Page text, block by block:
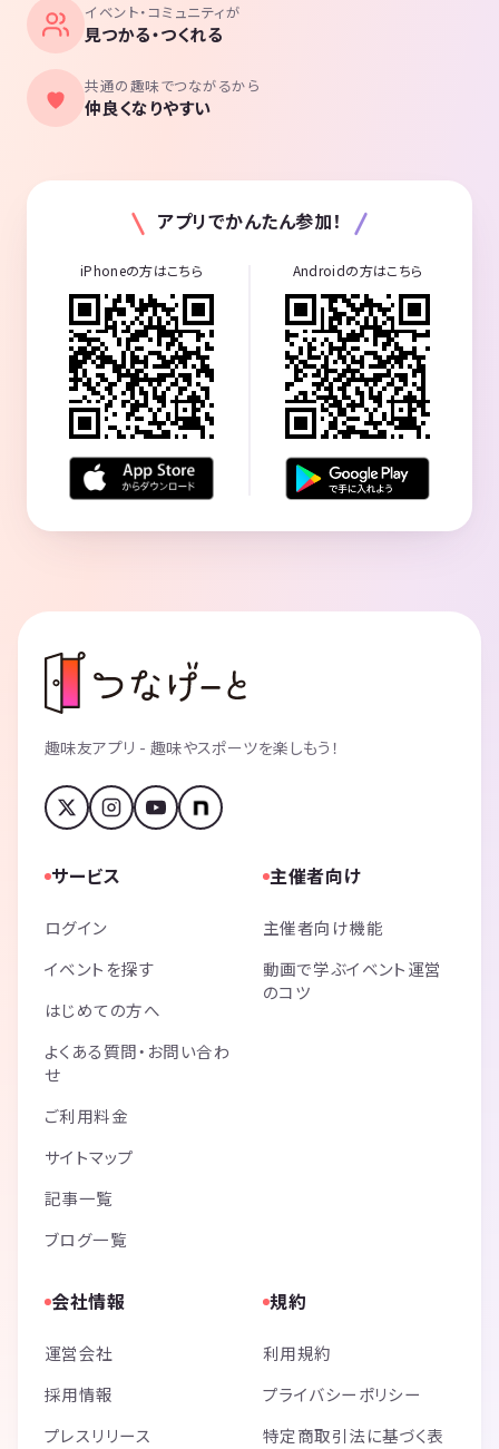
イベント・コミュニティが
見つかる・つくれる
共通の趣味でつながるから
仲良くなりやすい
アプリでかんたん参加！
iPhoneの方はこちら Androidの方はこちら
趣味友アプリ - 趣味やスポーツを楽しもう！
サービス
ログイン
イベントを探す
はじめての方へ
よくある質問・お問い合わ
せ
ご利用料金
サイトマップ
記事一覧
ブログ一覧
主催者向け
主催者向け機能
動画で学ぶイベント運営
のコツ
会社情報
運営会社
採用情報
プレスリリース
規約
利用規約
プライバシーポリシー
特定商取引法に基づく表